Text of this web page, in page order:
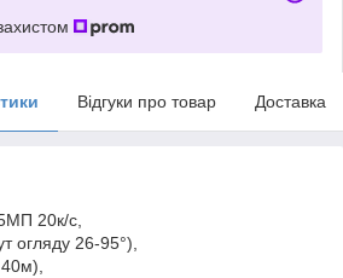
Відгуки про товар Доставка
20к/с,
огляду 26-95°),